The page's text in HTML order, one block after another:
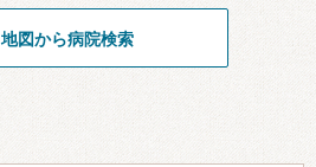
地図から病院検索